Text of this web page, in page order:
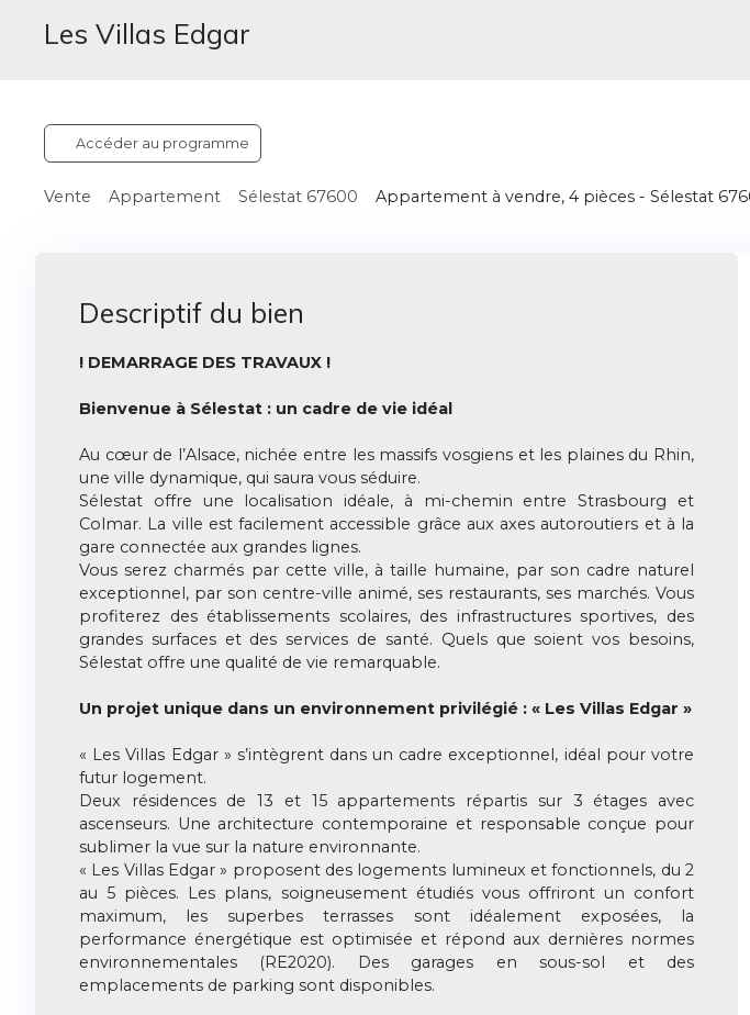
Les Villas Edgar
Accéder au programme
Vente Appartement Sélestat 67600 Appartement à vendre, 4 pièces - Sélestat
Descriptif du bien
! DEMARRAGE DES TRAVAUX !
Bienvenue à Sélestat : un cadre de vie idéal
Au cœur de l’Alsace, nichée entre les massifs vosgiens et les plaines du Rhin,
une ville dynamique, qui saura vous séduire.
Sélestat offre une localisation idéale, à mi-chemin entre Strasbourg et
Colmar. La ville est facilement accessible grâce aux axes autoroutiers et à la
gare connectée aux grandes lignes.
Vous serez charmés par cette ville, à taille humaine, par son cadre naturel
exceptionnel, par son centre-ville animé, ses restaurants, ses marchés. Vous
profiterez des établissements scolaires, des infrastructures sportives, des
grandes surfaces et des services de santé. Quels que soient vos besoins,
Sélestat offre une qualité de vie remarquable.
Un projet unique dans un environnement privilégié : « Les Villas Edgar »
« Les Villas Edgar » s’intègrent dans un cadre exceptionnel, idéal pour votre
futur logement.
Deux résidences de 13 et 15 appartements répartis sur 3 étages avec
ascenseurs. Une architecture contemporaine et responsable conçue pour
sublimer la vue sur la nature environnante.
« Les Villas Edgar » proposent des logements lumineux et fonctionnels, du 2
au 5 pièces. Les plans, soigneusement étudiés vous offriront un confort
maximum, les superbes terrasses sont idéalement exposées, la
performance énergétique est optimisée et répond aux dernières normes
environnementales (RE2020). Des garages en sous-sol et des
emplacements de parking sont disponibles.